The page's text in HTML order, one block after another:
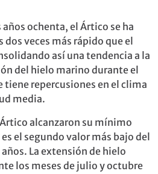
ochenta, el Ártico se ha
veces más rápido que el
así una tendencia a la
del hielo marino durante el
tiene repercusiones en el clima
media.
alcanzaron su mínimo
el segundo valor más bajo del
La extensión de hielo
los meses de julio y octubre